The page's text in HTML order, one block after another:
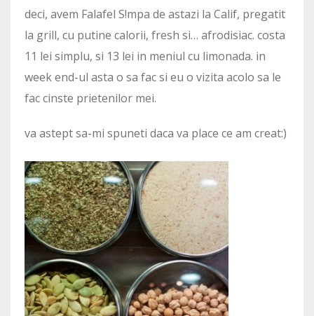
deci, avem Falafel S!mpa de astazi la Calif, pregatit
la grill, cu putine calorii, fresh si… afrodisiac. costa
11 lei simplu, si 13 lei in meniul cu limonada. in
week end-ul asta o sa fac si eu o vizita acolo sa le
fac cinste prietenilor mei.
va astept sa-mi spuneti daca va place ce am creat:)